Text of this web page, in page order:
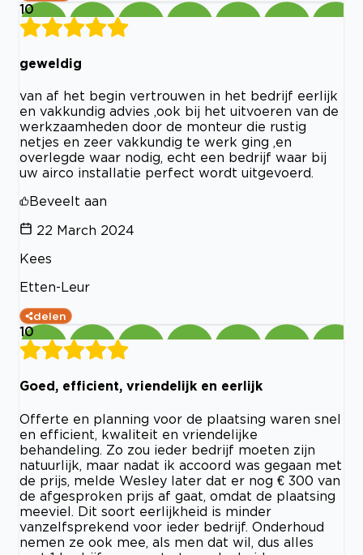
10
geweldig
van af het begin vertrouwen in het bedrijf eerlijk
en vakkundig advies ,ook bij het uitvoeren van de
werkzaamheden door de monteur die rustig
netjes en zeer vakkundig te werk ging ,en
overlegde waar nodig, echt een bedrijf waar bij
uw airco installatie perfect wordt uitgevoerd.
Beveelt aan
22 March 2024
Kees
Etten-Leur
delen
10
Goed, efficient, vriendelijk en eerlijk
Offerte en planning voor de plaatsing waren snel
en efficient, kwaliteit en vriendelijke
behandeling. Zo zou ieder bedrijf moeten zijn
natuurlijk, maar nadat ik accoord was gegaan met
de prijs, melde Wesley later dat er nog € 300 van
de afgesproken prijs af gaat, omdat de plaatsing
meeviel. Dit soort eerlijkheid is minder
vanzelfsprekend voor ieder bedrijf. Onderhoud
nemen ze ook mee, als men dat wil, dus alles